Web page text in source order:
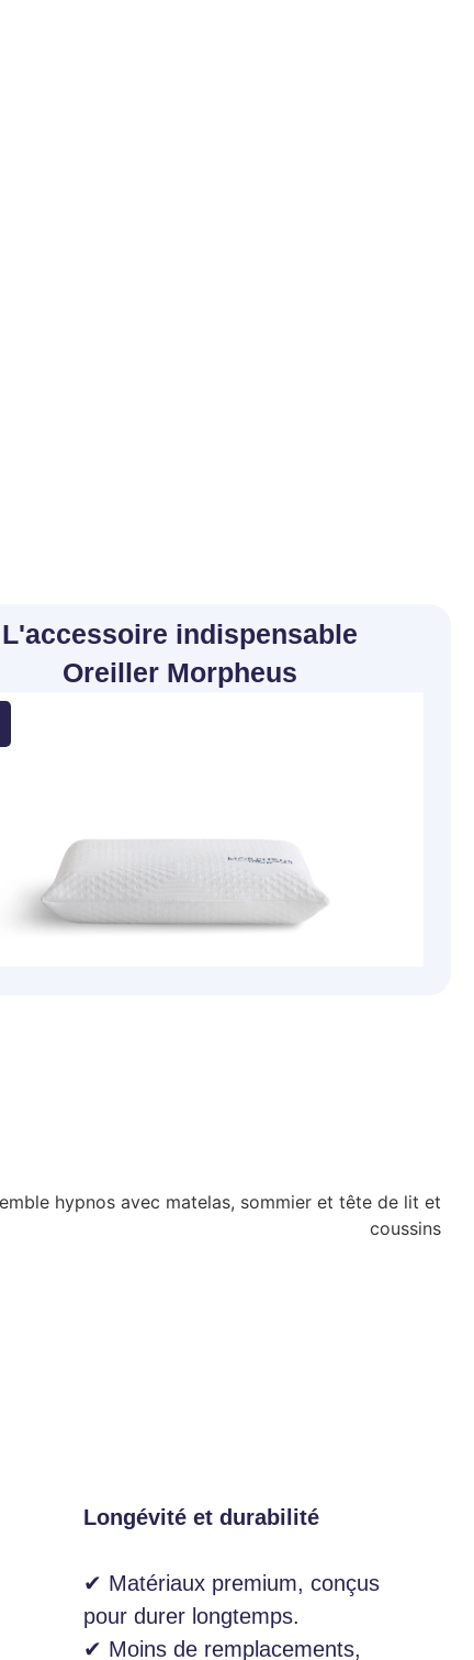
L'accessoire indispensable
Oreiller Morpheus
Longévité et durabilité
✔ Matériaux premium, conçus
pour durer longtemps.
✔ Moins de remplacements,